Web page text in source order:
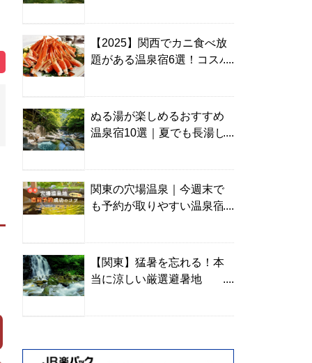
【2025】関西でカニ食べ放
題がある温泉宿6選！コスパ
ぬる湯が楽しめるおすすめ
温泉宿10選｜夏でも長湯し
関東の穴場温泉｜今週末で
も予約が取りやすい温泉宿
【関東】猛暑を忘れる！本
当に涼しい厳選避暑地